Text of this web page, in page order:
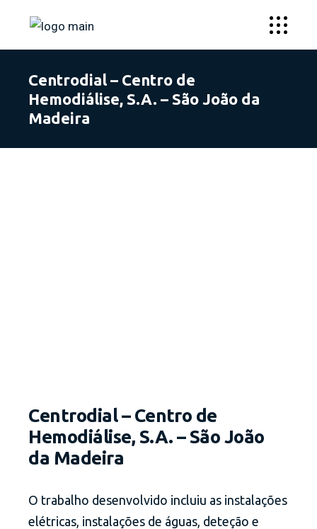
Centrodial – Centro de
Hemodiálise, S.A. – São João da
Madeira
Centrodial – Centro de
Hemodiálise, S.A. – São João
da Madeira
O trabalho desenvolvido incluiu as instalações
elétricas, instalações de águas, deteção e